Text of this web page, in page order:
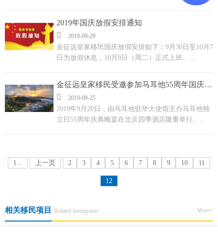
行，金征远皇家移民总裁金总携公司项目部骨干受邀
出席此次活动，并荣获2019中国出入境风云榜杰出贡
献奖。...
2019年国庆放假安排通知
 2019-09-29
金征远皇家移民国庆放假安排如下：9月30日至10月7
日为放假休息，10月8日（周二）正式上班。...
金征远皇家移民受邀参加马耳他55周年国庆庆典
 2019-09-25
2019年9月20日，由马耳他驻华大使馆主办马耳他独
立日55周年庆典晚宴在北京四季酒店隆重举行。...
1... 上一页 2 3 4 5 6 7 8 9 10 11
12
相关移民项目 Related immigrants More+